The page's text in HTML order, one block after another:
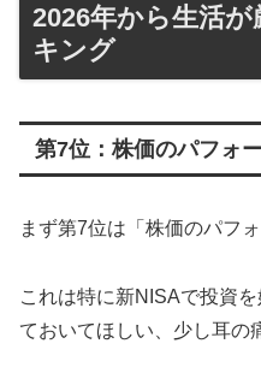
2026年から生活
キング
第7位：株価のパフォ
まず第7位は「株価のパフ
これは特に新NISAで投資
ておいてほしい、少し耳の